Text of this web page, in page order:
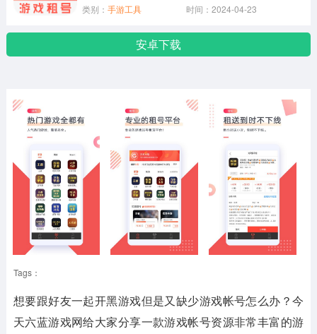
类别： 手游工具 时间：2024-04-23
安卓下载
Tags：
想要跟好友一起开黑游戏但是又缺少游戏帐号怎么办？今
天六蓝游戏网给大家分享一款游戏帐号资源非常丰富的游